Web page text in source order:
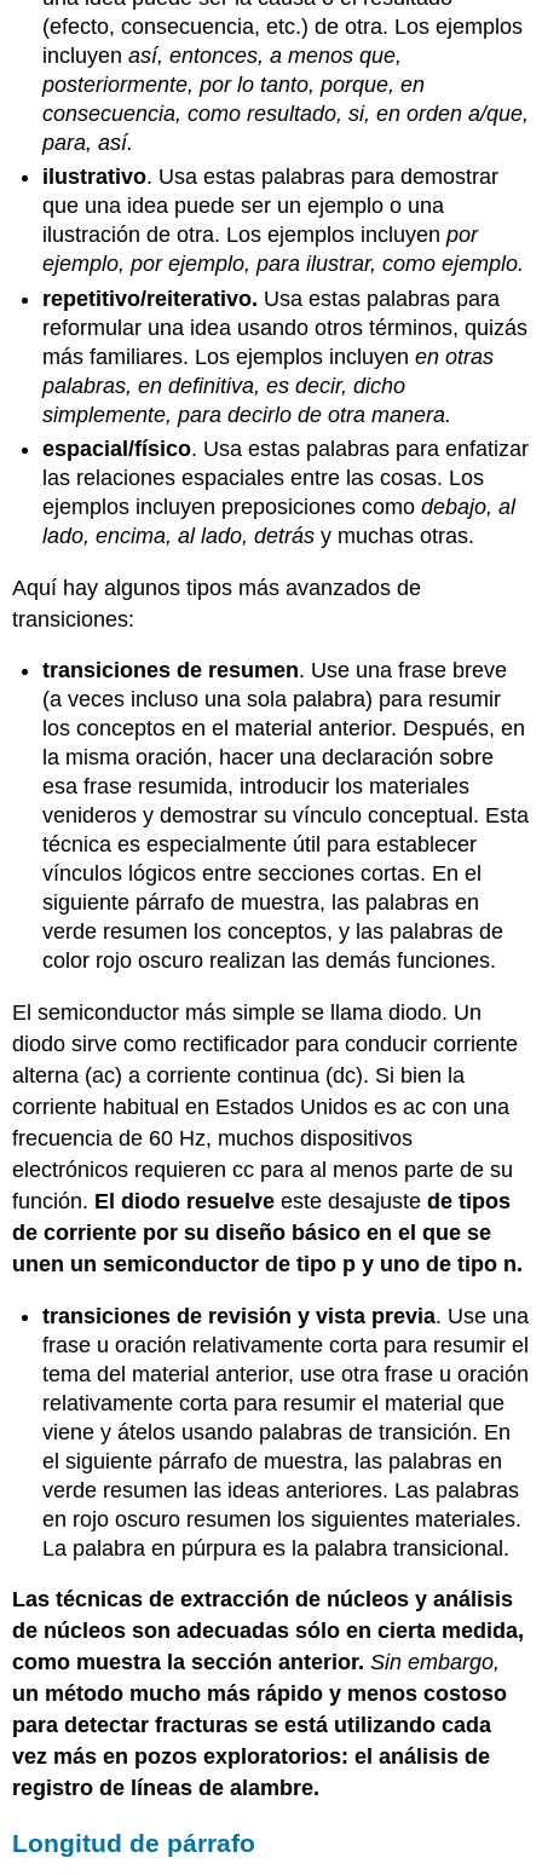
(efecto, consecuencia, etc.) de otra. Los ejemplos
incluyenasí, entonces, a menos que,
posteriormente, por lo tanto, porque, en
consecuencia, como resultado, si, en orden a/que,
para, así.
ilustrativo. Usa estas palabras para demostrar
que una idea puede ser un ejemplo o una
ilustración de otra. Los ejemplos incluyenpor
ejemplo, por ejemplo, para ilustrar, como ejemplo.
repetitivo/reiterativo. Usa estas palabras para
reformular una idea usando otros términos, quizás
más familiares. Los ejemplos incluyenen otras
palabras, en definitiva, es decir, dicho
simplemente, para decirlo de otra manera.
espacial/físico. Usa estas palabras para enfatizar
las relaciones espaciales entre las cosas. Los
ejemplos incluyen preposiciones comodebajo, al
lado, encima, al lado, detrás y muchas otras.
Aquí hay algunos tipos más avanzados de
transiciones:
transiciones de resumen. Use una frase breve
(a veces incluso una sola palabra) para resumir
los conceptos en el material anterior. Después, en
la misma oración, hacer una declaración sobre
esa frase resumida, introducir los materiales
venideros y demostrar su vínculo conceptual. Esta
técnica es especialmente útil para establecer
vínculos lógicos entre secciones cortas. En el
siguiente párrafo de muestra, las palabras en
verde resumen los conceptos, y las palabras de
color rojo oscuro realizan las demás funciones.
El semiconductor más simple se llama diodo. Un
diodo sirve como rectificador para conducir corriente
alterna (ac) a corriente continua (dc). Si bien la
corriente habitual en Estados Unidos es ac con una
frecuencia de 60 Hz, muchos dispositivos
electrónicos requieren cc para al menos parte de su
función. El diodo resuelve este desajustede tipos
de corriente por su diseño básico en el que se
unen un semiconductor de tipo p y uno de tipo n.
transiciones de revisión y vista previa. Use una
frase u oración relativamente corta para resumir el
tema del material anterior, use otra frase u oración
relativamente corta para resumir el material que
viene y átelos usando palabras de transición. En
el siguiente párrafo de muestra, las palabras en
verde resumen las ideas anteriores. Las palabras
en rojo oscuro resumen los siguientes materiales.
La palabra en púrpura es la palabra transicional.
Las técnicas de extracción de núcleos y análisis
de núcleos son adecuadas sólo en cierta medida,
como muestra la sección anterior.Sin embargo,
un método mucho más rápido y menos costoso
para detectar fracturas se está utilizando cada
vez más en pozos exploratorios: el análisis de
registro de líneas de alambre.
Longitud de párrafo